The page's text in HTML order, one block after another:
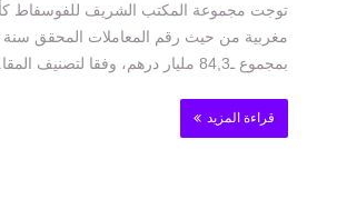
توجت مجموعة المكتب الشريف للفوسفاط
بمجموع ـ84,3 مليار درهم، وفقا لتصنيف المقا...
قراءة المزيد